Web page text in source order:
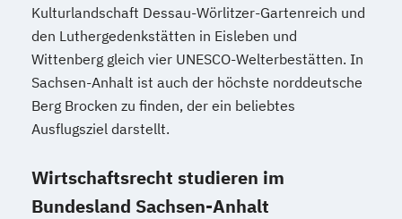
Kulturlandschaft Dessau-Wörlitzer-Gartenreich und
den Luthergedenkstätten in Eisleben und
Wittenberg gleich vier UNESCO-Welterbestätten. In
Sachsen-Anhalt ist auch der höchste norddeutsche
Berg Brocken zu finden, der ein beliebtes
Ausflugsziel darstellt.
Wirtschaftsrecht studieren im
Bundesland Sachsen-Anhalt